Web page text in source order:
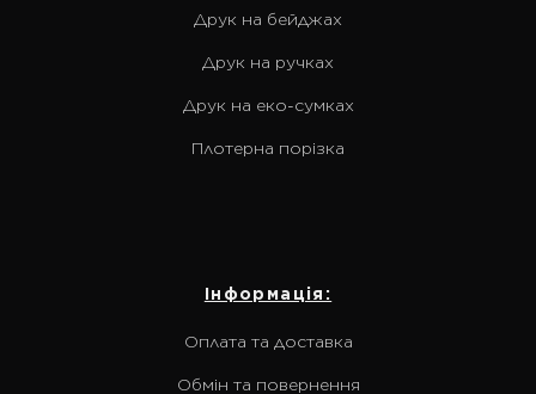
Друк на бейджах
Друк на ручках
Друк на еко-сумках
Плотерна порізка
Інформація:
Оплата та доставка
Обмін та повернення